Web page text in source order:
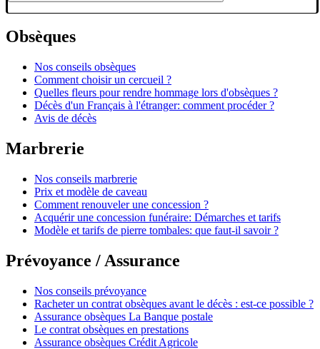
Obsèques
Nos conseils obsèques
Comment choisir un cercueil ?
Quelles fleurs pour rendre hommage lors d'obsèques ?
Décès d'un Français à l'étranger: comment procéder ?
Avis de décès
Marbrerie
Nos conseils marbrerie
Prix et modèle de caveau
Comment renouveler une concession ?
Acquérir une concession funéraire: Démarches et tarifs
Modèle et tarifs de pierre tombales: que faut-il savoir ?
Prévoyance / Assurance
Nos conseils prévoyance
Racheter un contrat obsèques avant le décès : est-ce possible ?
Assurance obsèques La Banque postale
Le contrat obsèques en prestations
Assurance obsèques Crédit Agricole